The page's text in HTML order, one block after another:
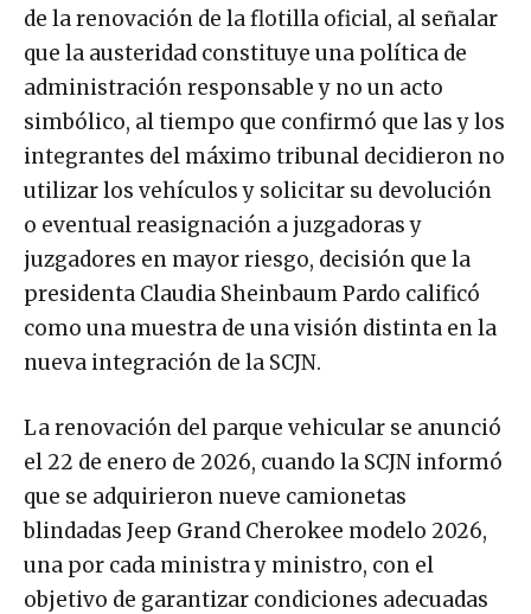
de la renovación de la flotilla oficial, al señalar
que la austeridad constituye una política de
administración responsable y no un acto
simbólico, al tiempo que confirmó que las y los
integrantes del máximo tribunal decidieron no
utilizar los vehículos y solicitar su devolución
o eventual reasignación a juzgadoras y
juzgadores en mayor riesgo, decisión que la
presidenta Claudia Sheinbaum Pardo calificó
como una muestra de una visión distinta en la
nueva integración de la SCJN.
La renovación del parque vehicular se anunció
el 22 de enero de 2026, cuando la SCJN informó
que se adquirieron nueve camionetas
blindadas Jeep Grand Cherokee modelo 2026,
una por cada ministra y ministro, con el
objetivo de garantizar condiciones adecuadas